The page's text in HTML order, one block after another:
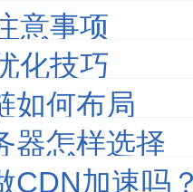
意事项
化技巧
如何布局
器怎样选择
CDN加速吗